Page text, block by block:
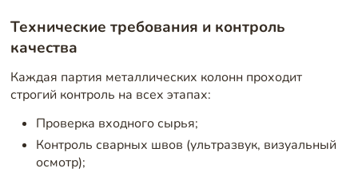
Технические требования и контроль
качества
Каждая партия металлических колонн проходит
строгий контроль на всех этапах:
Проверка входного сырья;
Контроль сварных швов (ультразвук, визуальный
осмотр);